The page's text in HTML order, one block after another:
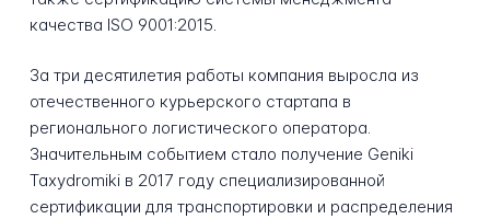
качества ISO 9001:2015.
За три десятилетия работы компания выросла из
отечественного курьерского стартапа в
регионального логистического оператора.
Значительным событием стало получение Geniki
Taxydromiki в 2017 году специализированной
сертификации для транспортировки и распределения